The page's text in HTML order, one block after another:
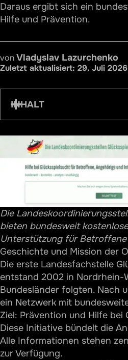
Daraus ergibt sich ein
Hilfe und Prävention.
vonVladyslav Lazurchenko
Zuletzt aktualisiert: 29. Juli
INHALT
Zentrale Arbeitsbereiche
Prävention
Hilfe für Betroffene
Unterstützung für Angehörige
Zusammenarbeit mit
Forschung und Entwicklung
Angebote und Ressourcen
Digitale Hilfen
PlayOff — DIE App für
Online-Selbsthilfe Glücksspiel
Leitfäden und
Unterstützungsprogramme
Informationsmaterialien
Die
bieten bundesweit
Unterstützung für
Geschichte und Mission der
Die erste Landesfachstelle
entstand 2002 in Nordrhein-
Bundesländer folgten. Nach
ein Netzwerk mit
Ziel: Prävention und Hilfe bei
Diese Initiative bündelt die
Alle Informationen stehen
zur Verfügung.